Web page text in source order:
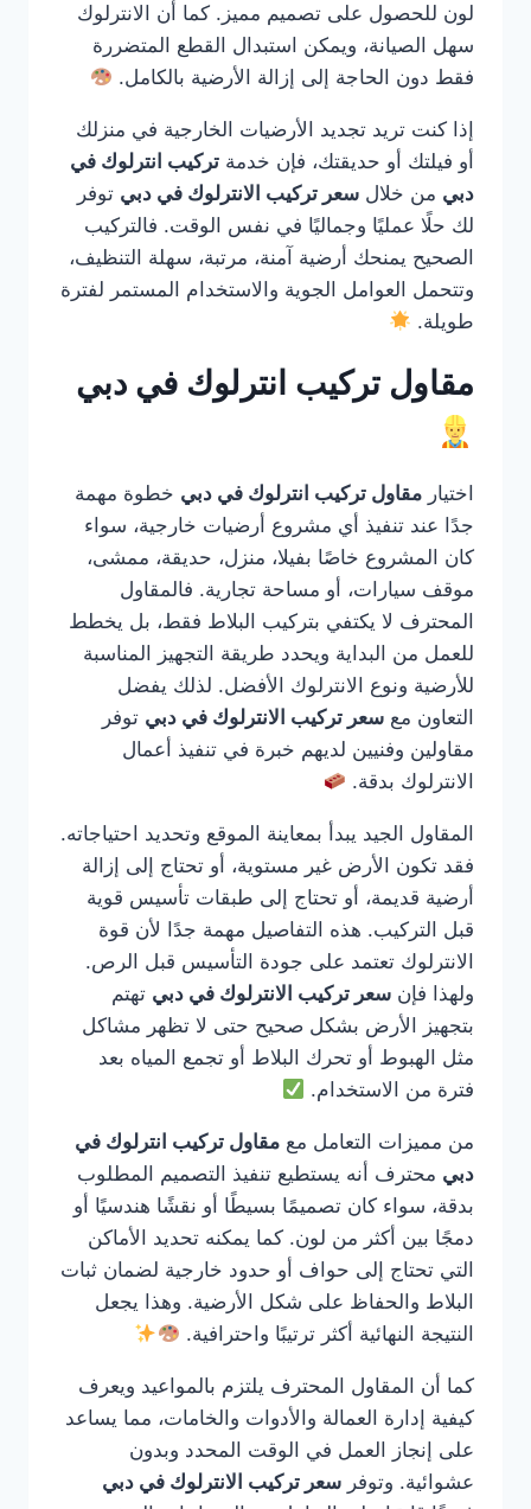
لون للحصول على تصميم مميز. كما أن الانترلوك
سهل الصيانة، ويمكن استبدال القطع المتضررة
فقط دون الحاجة إلى إزالة الأرضية بالكامل.
إذا كنت تريد تجديد الأرضيات الخارجية في منزلك
أو فيلتك أو حديقتك، فإن خدمة تركيب انترلوك في
دبي من خلال سعر تركيب الانترلوك في دبي توفر
لك حلًا عمليًا وجماليًا في نفس الوقت. فالتركيب
الصحيح يمنحك أرضية آمنة، مرتبة، سهلة التنظيف،
وتتحمل العوامل الجوية والاستخدام المستمر لفترة
طويلة.
مقاول تركيب انترلوك في دبي
اختيار مقاول تركيب انترلوك في دبي خطوة مهمة
جدًا عند تنفيذ أي مشروع أرضيات خارجية، سواء
كان المشروع خاصًا بفيلا، منزل، حديقة، ممشى،
موقف سيارات، أو مساحة تجارية. فالمقاول
المحترف لا يكتفي بتركيب البلاط فقط، بل يخطط
للعمل من البداية ويحدد طريقة التجهيز المناسبة
للأرضية ونوع الانترلوك الأفضل. لذلك يفضل
التعاون مع سعر تركيب الانترلوك في دبي توفر
مقاولين وفنيين لديهم خبرة في تنفيذ أعمال
الانترلوك بدقة.
المقاول الجيد يبدأ بمعاينة الموقع وتحديد احتياجاته.
فقد تكون الأرض غير مستوية، أو تحتاج إلى إزالة
أرضية قديمة، أو تحتاج إلى طبقات تأسيس قوية
قبل التركيب. هذه التفاصيل مهمة جدًا لأن قوة
الانترلوك تعتمد على جودة التأسيس قبل الرص.
ولهذا فإن سعر تركيب الانترلوك في دبي تهتم
بتجهيز الأرض بشكل صحيح حتى لا تظهر مشاكل
مثل الهبوط أو تحرك البلاط أو تجمع المياه بعد
فترة من الاستخدام.
من مميزات التعامل مع مقاول تركيب انترلوك في
دبي محترف أنه يستطيع تنفيذ التصميم المطلوب
بدقة، سواء كان تصميمًا بسيطًا أو نقشًا هندسيًا أو
دمجًا بين أكثر من لون. كما يمكنه تحديد الأماكن
التي تحتاج إلى حواف أو حدود خارجية لضمان ثبات
البلاط والحفاظ على شكل الأرضية. وهذا يجعل
النتيجة النهائية أكثر ترتيبًا واحترافية.
كما أن المقاول المحترف يلتزم بالمواعيد ويعرف
كيفية إدارة العمالة والأدوات والخامات، مما يساعد
على إنجاز العمل في الوقت المحدد وبدون
عشوائية. وتوفر سعر تركيب الانترلوك في دبي